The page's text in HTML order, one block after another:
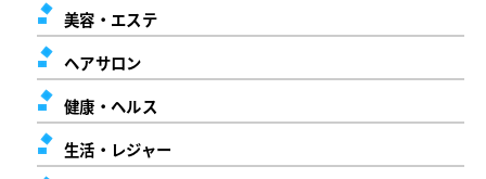
美容・エステ
ヘアサロン
健康・ヘルス
生活・レジャー